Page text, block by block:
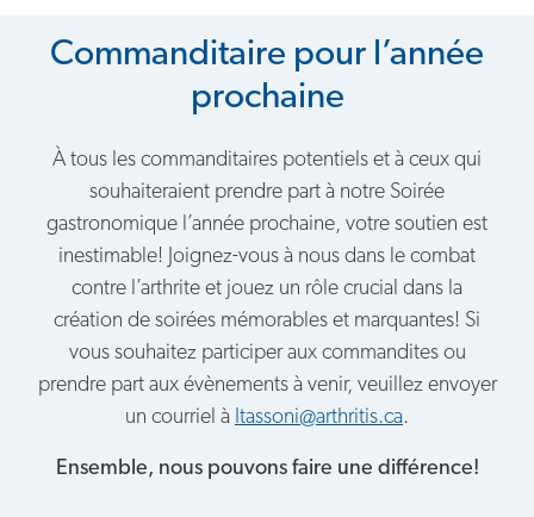
Commanditaire pour l’année
prochaine
À tous les commanditaires potentiels et à ceux qui
souhaiteraient prendre part à notre Soirée
gastronomique l’année prochaine, votre soutien est
inestimable! Joignez-vous à nous dans le combat
contre l’arthrite et jouez un rôle crucial dans la
création de soirées mémorables et marquantes! Si
vous souhaitez participer aux commandites ou
prendre part aux évènements à venir, veuillez envoyer
un courriel à Itassoni@arthritis.ca.
Ensemble, nous pouvons faire une différence!